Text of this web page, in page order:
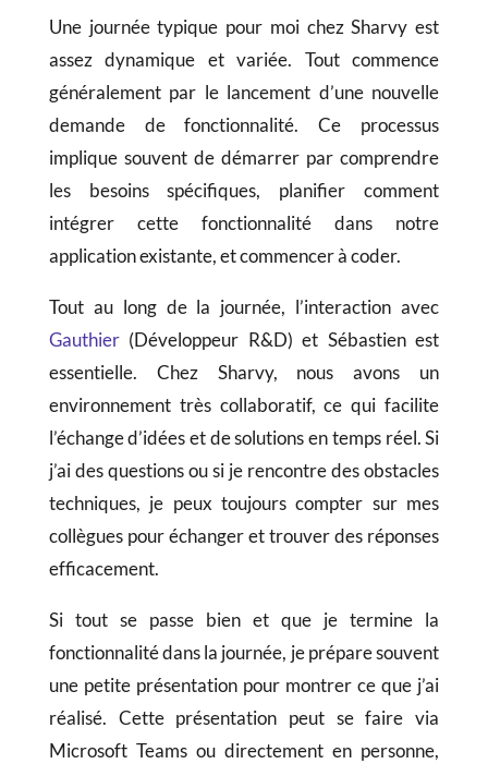
Une journée typique pour moi chez Sharvy est
assez dynamique et variée. Tout commence
généralement par le lancement d’une nouvelle
demande de fonctionnalité. Ce processus
implique souvent de démarrer par comprendre
les besoins spécifiques, planifier comment
intégrer cette fonctionnalité dans notre
application existante, et commencer à coder.
Tout au long de la journée, l’interaction avec
Gauthier(Développeur R&D) et Sébastien est
essentielle. Chez Sharvy, nous avons un
environnement très collaboratif, ce qui facilite
l’échange d’idées et de solutions en temps réel. Si
j’ai des questions ou si je rencontre des obstacles
techniques, je peux toujours compter sur mes
collègues pour échanger et trouver des réponses
efficacement.
Si tout se passe bien et que je termine la
fonctionnalité dans la journée, je prépare souvent
une petite présentation pour montrer ce que j’ai
réalisé. Cette présentation peut se faire via
Microsoft Teams ou directement en personne,